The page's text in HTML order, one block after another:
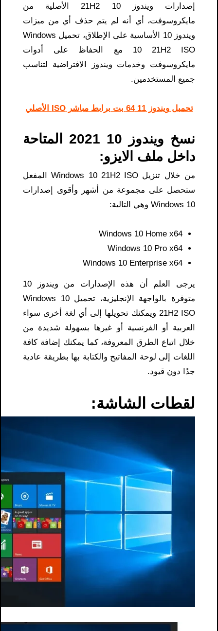
إصدارات ويندوز 10 21H2 الأصلية من
مايكروسوفت، أي أنه لم يتم حذف أي من ميزات
ويندوز 10 الأساسية على الإطلاق، تحميل Windows
10 21H2 ISO مع الحفاظ على أدوات
مايكروسوفت وخدمات ويندوز الافتراضية لتناسب
جميع المستخدمين.
تحميل ويندوز 11 64 بت برابط مباشر ISO الأصلي
نسخ ويندوز 10 2021 المتاحة
داخل ملف الايزو:
من خلال تنزيل Windows 10 21H2 ISO المفعل
ستحصل على مجموعة من أشهر وأقوى إصدارات
Windows 10 وهي التالية:
Windows 10 Home x64​
Windows 10 Pro x64
Windows 10 Enterprise x64
يرجى العلم أن هذه الإصدارات من ويندوز 10
متوفرة بالواجهة الإنجليزية، تحميل Windows 10
21H2 ISO ويمكنك تحويلها إلى أي لغة أخرى سواء
العربية أو الفرنسية أو غيرها بسهولة شديدة من
خلال اتباع الطرق المعروفة، كما يمكنك إضافة كافة
اللغات إلى لوحة المفاتيح والكتابة بها بطريقة عادية
جدًا دون قيود.
لقطات الشاشة: